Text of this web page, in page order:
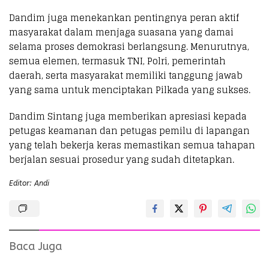
Dandim juga menekankan pentingnya peran aktif
masyarakat dalam menjaga suasana yang damai
selama proses demokrasi berlangsung. Menurutnya,
semua elemen, termasuk TNI, Polri, pemerintah
daerah, serta masyarakat memiliki tanggung jawab
yang sama untuk menciptakan Pilkada yang sukses.
Dandim Sintang juga memberikan apresiasi kepada
petugas keamanan dan petugas pemilu di lapangan
yang telah bekerja keras memastikan semua tahapan
berjalan sesuai prosedur yang sudah ditetapkan.
Editor: Andi
Baca Juga